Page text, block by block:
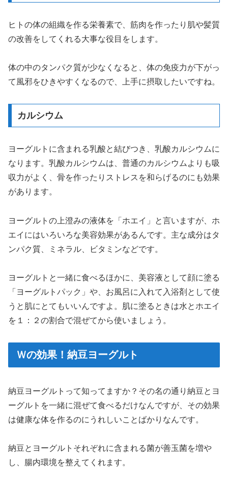
ヒトの体の組織を作る栄養素で、筋肉を作ったり肌や髪質
の改善をしてくれる大事な役目をします。
体の中のタンパク質が少なくなると、体の免疫力が下がっ
て風邪をひきやすくなるので、上手に摂取したいですね。
カルシウム
ヨーグルトに含まれる乳酸と結びつき、乳酸カルシウムに
なります。乳酸カルシウムは、普通のカルシウムよりも吸
収力がよく、骨を作ったりストレスを和らげるのにも効果
があります。
ヨーグルトの上澄みの液体を「ホエイ」と言いますが、ホ
エイにはいろいろな美容効果があるんです。主な成分はタ
ンパク質、ミネラル、ビタミンなどです。
ヨーグルトと一緒に食べるほかに、美容液として顔に塗る
「ヨーグルトパック」や、お風呂に入れて入浴剤として使
うと肌にとてもいいんですよ。肌に塗るときは水とホエイ
を１：２の割合で混ぜてから使いましょう。
Ｗの効果！納豆ヨーグルト
納豆ヨーグルトって知ってますか？その名の通り納豆とヨ
ーグルトを一緒に混ぜて食べるだけなんですが、その効果
は健康な体を作るのにうれしいことばかりなんです。
納豆とヨーグルトそれぞれに含まれる菌が善玉菌を増や
し、腸内環境を整えてくれます。